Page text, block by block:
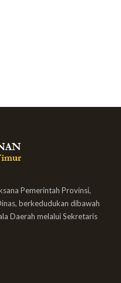
Pemerintah Provinsi,
berkedudukan dibawah
Daerah melalui Sekretaris